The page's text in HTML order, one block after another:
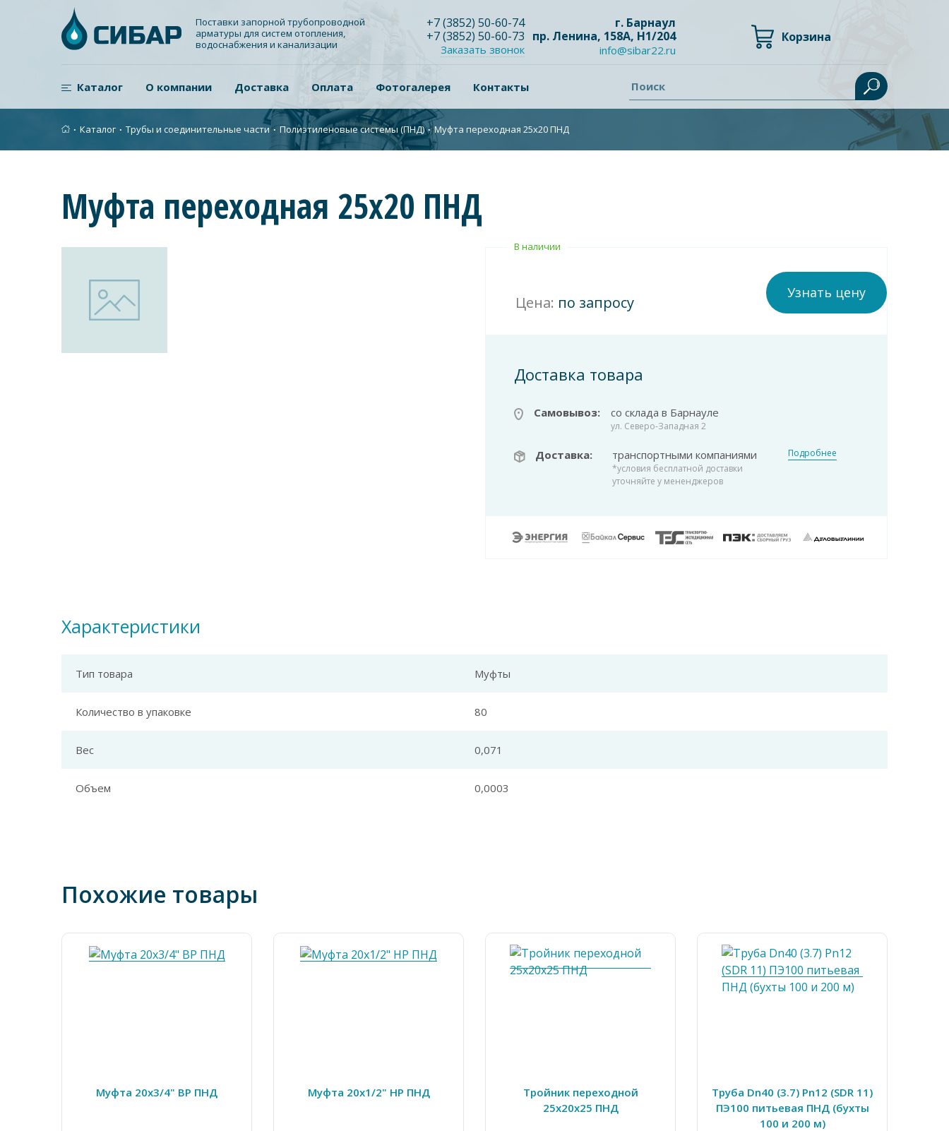
Поставки запорной трубопроводной
арматуры для систем отопления,
водоснабжения и канализации
+7(3852) 50-60-74
+7(3852) 50-60-73
Заказать звонок
г. Барнаул
пр. Ленина, 158А, Н1/204
info@sibar22.ru
Корзина
Каталог О компании Доставка Оплата Фотогалерея Контакты Поиск
∙ Каталог ∙ Трубы и соединительные части ∙ Полиэтиленовые системы (ПНД) ∙Муфта переходная 25х20 ПНД
Муфта переходная 25х20 ПНД
В наличии
Цена: по запросу
Узнать цену
Доставка товара
Самовывоз: со склада в Барнауле
ул. Северо-Западная 2
Доставка: транспортными компаниями
*условия бесплатной доставки
уточняйте у мененджеров
Подробнее
Характеристики
Тип товара Муфты
Количество в упаковке 80
Вес 0,071
Объем 0,0003
Похожие товары
Муфта 20х3/4" ВР ПНД Муфта 20х1/2" НР ПНД
Тройник переходной
25х20х25 ПНД
Труба Dn40 (3.7) Pn12 (SDR 11)
ПЭ100 питьевая ПНД (бухты
100 и 200 м)